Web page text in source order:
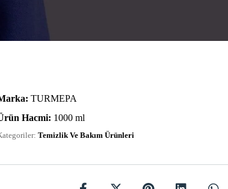
TURMEPA
Hacmi: 1000 ml
Temizlik Ve Bakım Ürünleri